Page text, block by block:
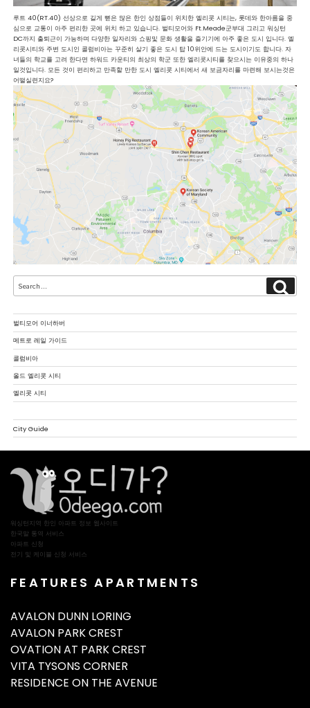
루트 40(RT.40) 선상으로 길게 뻗은 많은 한인 상점들이 위치한 엘리콧 시티는, 롯데와 한아름을 중
심으로 교통이 아주 편리한 곳에 위치 하고 있습니다. 벌티모어와 Ft.Meade군부대 그리고 워싱턴
DC까지 출퇴근이 가능하며 다양한 일자리와 쇼핑및 문화 생활을 즐기기에 아주 좋은 도시 입니다. 엘
리콧시티와 주변 도시인 콜럼비아는 꾸준히 살기 좋은 도시 탑 10위안에 드는 도시이기도 합니다. 자
녀들의 학교를 고려 한다면 하워드 카운티의 최상의 학군 또한 엘리콧시티를 찾으시는 이유중의 하나
일것입니다. 모든 것이 편리하고 만족할 만한 도시 엘리콧 시티에서 새 보금자리를 마련해 보시는것은
어떨실련지요?
Search
for:
벌티모어 이너하버
메트로 레일 가이드
콜럼비아
올드 엘리콧 시티
엘리콧 시티
City Guide
워싱턴지역 한인 아파트 정보 웹사이트
한국말 통역 서비스
아파트 신청
전기 및 케이블 신청 서비스
FEATURES APARTMENTS
AVALON DUNN LORING
AVALON PARK CREST
OVATION AT PARK CREST
VITA TYSONS CORNER
RESIDENCE ON THE AVENUE